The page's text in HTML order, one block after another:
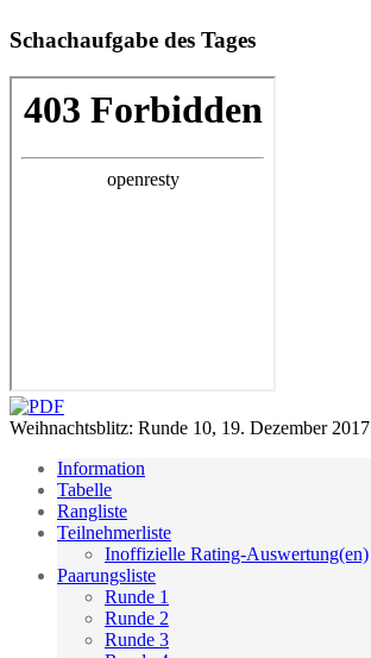
Schachaufgabe des Tages
Weihnachtsblitz: Runde 10, 19. Dezember 2017
Information
Tabelle
Rangliste
Teilnehmerliste
Inoffizielle Rating-Auswertung(en)
Paarungsliste
Runde 1
Runde 2
Runde 3